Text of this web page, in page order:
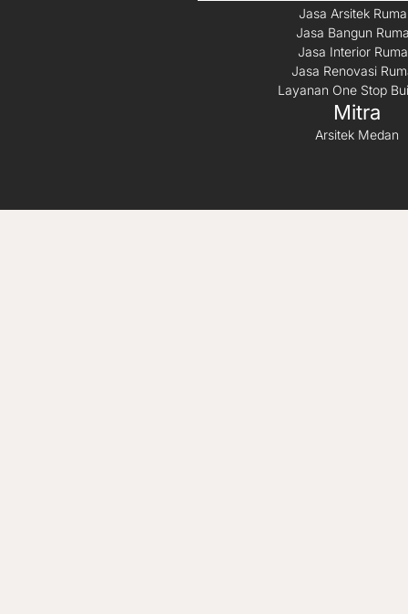
Jasa Arsitek
Jasa Bangun
Jasa Interior
Jasa Renovasi
Layanan One Stop
Mitra
Arsitek Medan